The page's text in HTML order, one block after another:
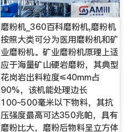
磨粉机_360百科磨粉机,磨粉机
按照大类可分为医用磨粉机和矿
业磨粉机。矿业磨粉机原理上适
应于海量矿山硬岩磨粉，其典型
花岗岩出料粒度≤40mm占
90%，该机能处理边长
100~500毫米以下物料，其抗
压强度最高可达350兆帕，具有
磨粉比大，磨粉后物料呈立方体